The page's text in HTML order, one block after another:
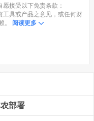
接受以下免责条款：
工具或产品之意见，或任何财
。
阅读更多
部署